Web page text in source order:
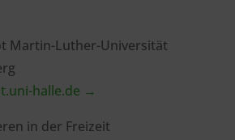
Martin-Luther-Universität
halle.de →
in der Freizeit